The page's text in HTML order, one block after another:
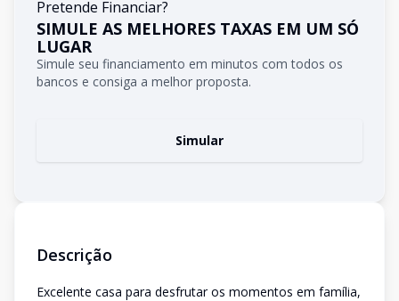
Pretende Financiar?
SIMULE AS MELHORES TAXAS EM UM SÓ
LUGAR
Simule seu financiamento em minutos com todos os
bancos e consiga a melhor proposta.
Simular
Descrição
Excelente casa para desfrutar os momentos em família,